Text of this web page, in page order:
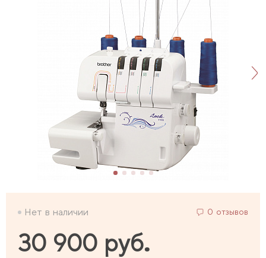
Нет в наличии 0 отзывов
30 900 руб.